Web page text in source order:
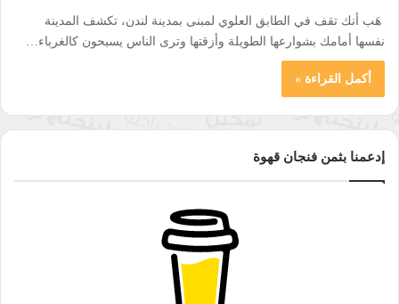
هَب أنك تقف في الطابق العلوي لمبنى بمدينة لندن، تكشف المدينة
نفسها أمامك بشوارعها الطويلة وأزقتها وترى الناس يسبحون كالغرباء…
أكمل القراءة »
إدعمنا بثمن فنجان قهوة